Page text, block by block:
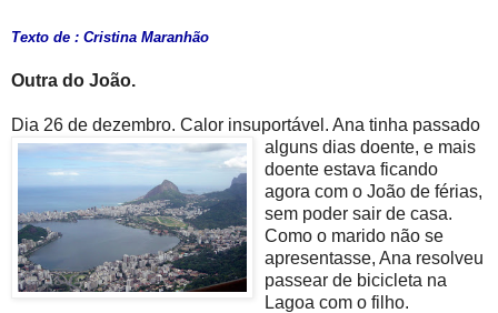
Texto de : Cristina Maranhão
Outra do João.
Dia 26 de dezembro. Calor insuportável. Ana tinha passado
alguns dias doente, e mais
doente estava ficando
agora com o João de férias,
sem poder sair de casa.
Como o marido não se
apresentasse, Ana resolveu
passear de bicicleta na
Lagoa com o filho.